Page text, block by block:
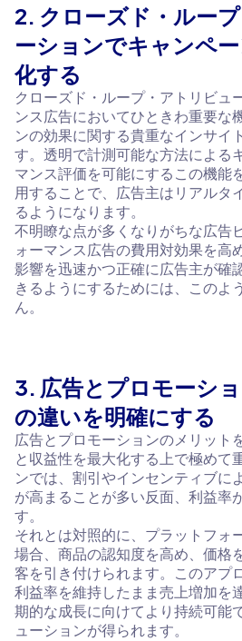
2. クローズド・ルー
ーションでキャンペ
化する
クローズド・ループ・アトリビュ
ンス広告においてひときわ重要な
ンの効果に関する貴重なインサイ
す。透明で計測可能な方法による
マンス評価を可能にするこの機能
用することで、広告主はリアルタ
るようになります。
不明瞭な点が多くなりがちな広告
ォーマンス広告の費用対効果を高
影響を迅速かつ正確に広告主が確
きるようにするためには、このよ
ん。
3. 広告とプロモーシ
の違いを明確にする
広告とプロモーションのメリット
と収益性を最大化する上で極めて
ンでは、割引やインセンティブに
が高まることが多い反面、利益率
す。
それとは対照的に、プラットフォ
場合、商品の認知度を高め、価格
客を引き付けられます。このアプ
利益率を維持したまま売上増加を
期的な成長に向けてより持続可能
ューションが得られます。